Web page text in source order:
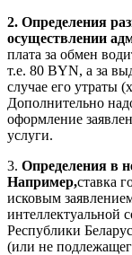
2. Определения
осуществлении
плата за обмен
т.е. 80 BYN, а за
случае его
Дополнительно
оформление
услуги.
3. Определения в
Например,ставка
исковым
интеллектуальной
Республики
(или не